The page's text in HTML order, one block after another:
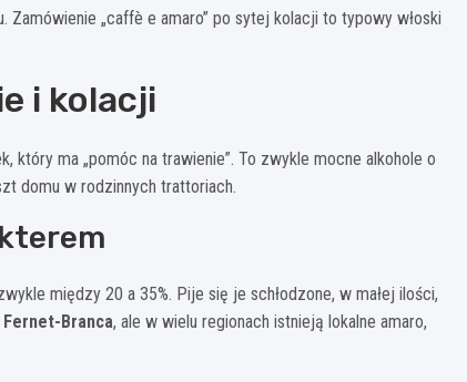
„caffè e amaro” po sytej kolacji to typowy włoski
i kolacji
który ma „pomóc na trawienie”. To zwykle mocne alkohole o
domu w rodzinnych trattoriach.
między 20 a 35%. Pije się je schłodzone, w małej ilości,
Fernet-Branca, ale w wielu regionach istnieją lokalne amaro,